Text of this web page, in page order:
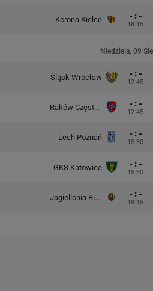
Korona Kielce - : -
18:15
Niedziela, 09
Śląsk Wrocław - : -
12:45
Raków Częstochowa - : -
12:45
Lech Poznań - : -
15:30
GKS Katowice - : -
15:30
Jagiellonia Białystok - : -
18:15